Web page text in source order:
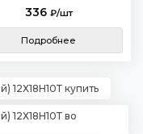
336 ₽/шт
Подробнее
12Х18Н10Т купить
12Х18Н10Т во